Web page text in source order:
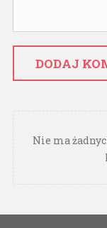
DODAJ
Nie ma